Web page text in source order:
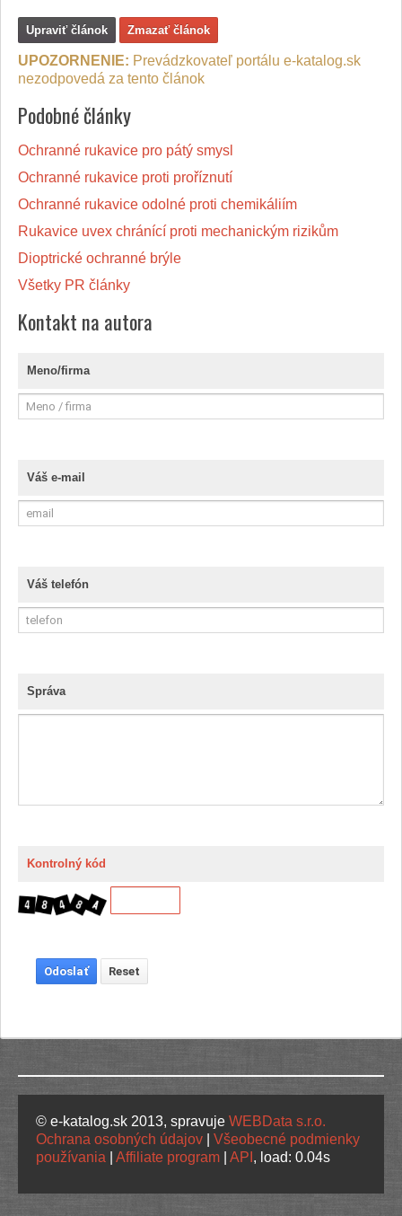
Upraviť článok Zmazať článok
UPOZORNENIE: Prevádzkovateľ portálu e-katalog.sk
nezodpovedá za tento článok
Podobné články
Ochranné rukavice pro pátý smysl
Ochranné rukavice proti proříznutí
Ochranné rukavice odolné proti chemikáliím
Rukavice uvex chránící proti mechanickým rizikům
Dioptrické ochranné brýle
Všetky PR články
Kontakt na autora
Meno/firma
Váš e-mail
Váš telefón
Správa
Kontrolný kód
© e-katalog.sk 2013, spravuje WEBData s.r.o.
Ochrana osobných údajov
Všeobecné podmienky
používania
Affiliate program API , load: 0.04s